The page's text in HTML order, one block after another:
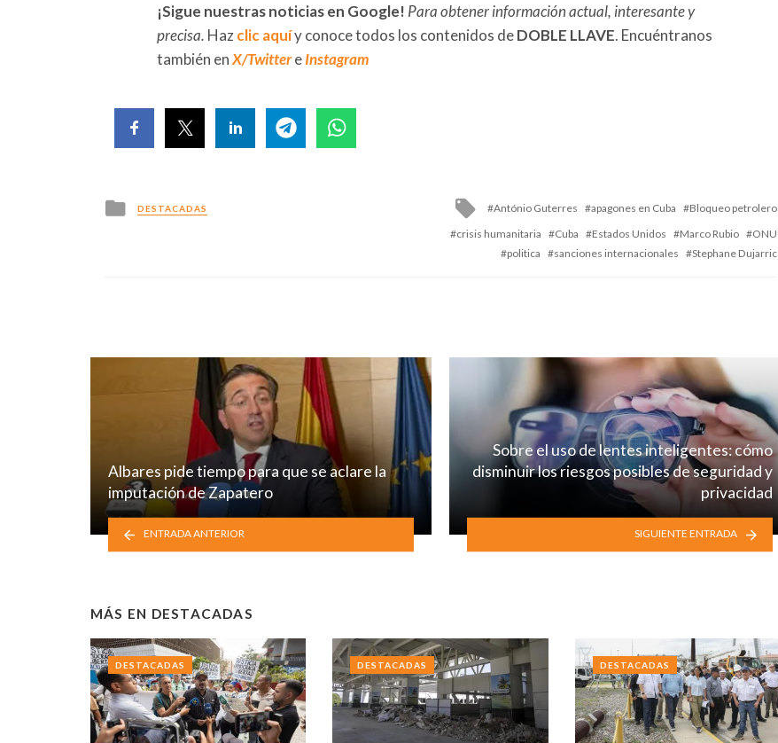
¡Sigue nuestras noticias en Google! Para obtener información actual, interesante y
precisa. Hazclic aquíy conoce todos los contenidos deDOBLE LLAVE. Encuéntranos
también enX/TwittereInstagram
Posted
in
DESTACADAS
Tagged
with
António Guterres apagones en Cuba
Bloqueo petrolero
crisis humanitaria
Cuba Estados Unidos Marco Rubio
ONU
politica
sanciones internacionales Stephane Dujarric
Albares pide tiempo para que se aclare la
imputación de Zapatero
ENTRADA ANTERIOR
Sobre el uso de lentes inteligentes: cómo
disminuir los riesgos posibles de seguridad y
privacidad
SIGUIENTE ENTRADA
MÁS EN DESTACADAS
DESTACADAS DESTACADAS DESTACADAS